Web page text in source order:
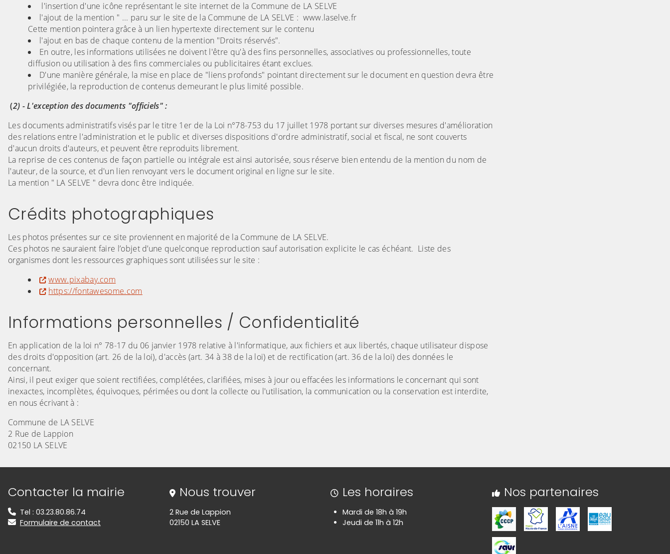
l'insertion d'une icône représentant le site internet de la Commune de LA SELVE
l'ajout de la mention " ... paru sur le site de la Commune de LA SELVE : www.laselve.fr
Cette mention pointera grâce à un lien hypertexte directement sur le contenu
l'ajout en bas de chaque contenu de la mention "Droits réservés".
En outre, les informations utilisées ne doivent l'être qu'à des fins personnelles, associatives ou professionnelles, toute
diffusion ou utilisation à des fins commerciales ou publicitaires étant exclues.
D'une manière générale, la mise en place de "liens profonds" pointant directement sur le document en question devra être
privilégiée, la reproduction de contenus demeurant le plus limité possible.
(2) - L'exception des documents "officiels" :
Les documents administratifs visés par le titre 1er de la Loi n°78-753 du 17 juillet 1978 portant sur diverses mesures d'amélioration
des relations entre l'administration et le public et diverses dispositions d'ordre administratif, social et fiscal, ne sont couverts
d'aucun droits d'auteurs, et peuvent être reproduits librement.
La reprise de ces contenus de façon partielle ou intégrale est ainsi autorisée, sous réserve bien entendu de la mention du nom de
l'auteur, de la source, et d'un lien renvoyant vers le document original en ligne sur le site.
La mention " LA SELVE " devra donc être indiquée.
Crédits photographiques
Les photos présentes sur ce site proviennent en majorité de la Commune de LA SELVE.
Ces photos ne sauraient faire l’objet d’une quelconque reproduction sauf autorisation explicite le cas échéant. Liste des
organismes dont les ressources graphiques sont utilisées sur le site :
www.pixabay.com
https://fontawesome.com
Informations personnelles / Confidentialité
En application de la loi n° 78-17 du 06 janvier 1978 relative à l'informatique, aux fichiers et aux libertés, chaque utilisateur dispose
des droits d'opposition (art. 26 de la loi), d'accès (art. 34 à 38 de la loi) et de rectification (art. 36 de la loi) des données le
concernant.
Ainsi, il peut exiger que soient rectifiées, complétées, clarifiées, mises à jour ou effacées les informations le concernant qui sont
inexactes, incomplètes, équivoques, périmées ou dont la collecte ou l'utilisation, la communication ou la conservation est interdite,
en nous écrivant à :
Commune de LA SELVE
2 Rue de Lappion
02150 LA SELVE
Informations de contact
Contacter la mairie
Tel : 03.23.80.86.74
Formulaire de contact
Nous trouver
2 Rue de Lappion
02150 LA SELVE
Les horaires
Mardi de 18h à 19h
Jeudi de 11h à 12h
Nos partenaires